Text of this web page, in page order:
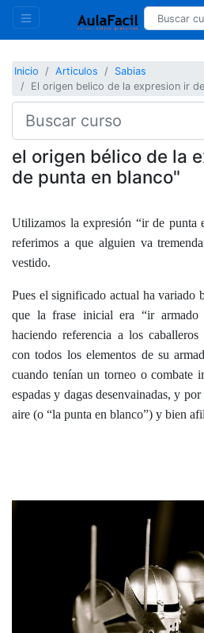
Inicio Articulos
Sabias
El origen belico de la expresion ir
el origen bélico de la
de punta en blanco"
Utilizamos la expresión “ir de punta
referimos a que alguien va
vestido.
Pues el significado actual ha variado
que la frase inicial era “ir armado
haciendo referencia a los caballeros
con todos los elementos de su
cuando tenían un torneo o combate
espadas y dagas desenvainadas, y
aire (o “la punta en blanco”) y bien